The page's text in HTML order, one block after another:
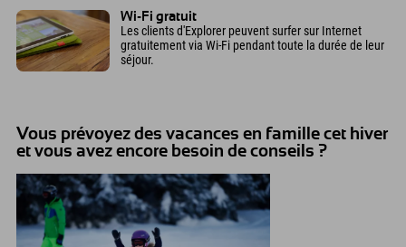
Wi-Fi gratuit
Les clients d'Explorer peuvent surfer sur Internet
gratuitement via Wi-Fi pendant toute la durée de leur
séjour.
Vous prévoyez des vacances en famille cet hiver
et vous avez encore besoin de conseils ?